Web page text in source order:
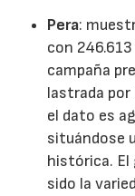
Pera:
con
campaña
lastrada por
el dato es
situándose
histórica. El
sido la